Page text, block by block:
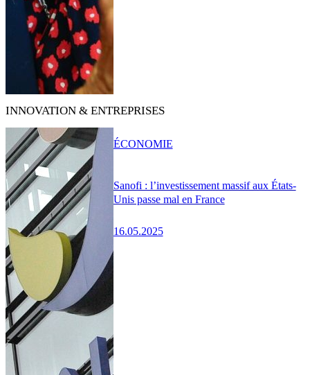
INNOVATION & ENTREPRISES
Sanofi : l’investissement massif aux États-
Unis passe mal en France
16.05.2025
ÉCONOMIE